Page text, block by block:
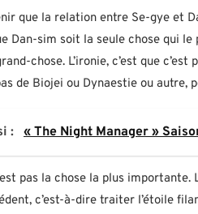
que la relation entre Se-gye et
Dan-sim soit la seule chose qui
chose. L’ironie, c’est que
de Biojei ou Dynaestie ou autre,
: « The Night Manager »
pas la chose la plus
c’est-à-dire traiter l’étoile